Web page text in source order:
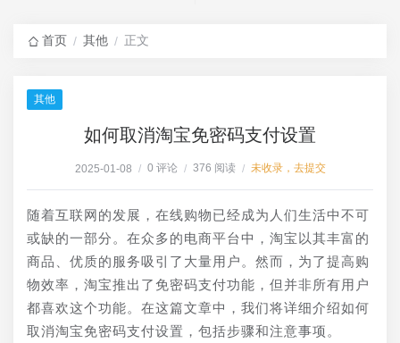
首页 / 其他 / 正文
其他
如何取消淘宝免密码支付设置
2025-01-08 / 0 评论 / 376 阅读 / 未收录，去提交
随着互联网的发展，在线购物已经成为人们生活中不可
或缺的一部分。在众多的电商平台中，淘宝以其丰富的
商品、优质的服务吸引了大量用户。然而，为了提高购
物效率，淘宝推出了免密码支付功能，但并非所有用户
都喜欢这个功能。在这篇文章中，我们将详细介绍如何
取消淘宝免密码支付设置，包括步骤和注意事项。